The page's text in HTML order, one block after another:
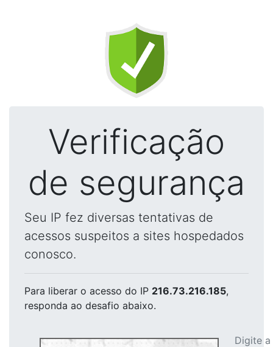
Verificação
de segurança
Seu IP fez diversas tentativas de
acessos suspeitos a sites hospedados
conosco.
Para liberar o acesso do IP 216.73.216.185,
responda ao desafio abaixo.
Digite